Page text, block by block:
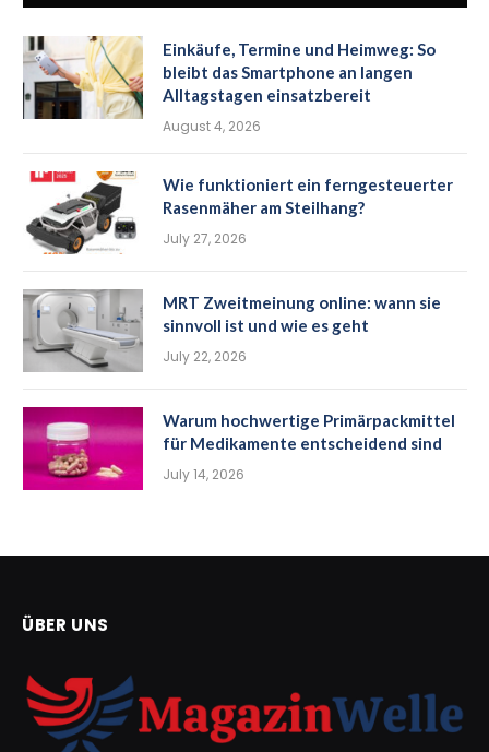
Einkäufe, Termine und Heimweg: So
bleibt das Smartphone an langen
Alltagstagen einsatzbereit
August 4, 2026
Wie funktioniert ein ferngesteuerter
Rasenmäher am Steilhang?
July 27, 2026
MRT Zweitmeinung online: wann sie
sinnvoll ist und wie es geht
July 22, 2026
Warum hochwertige Primärpackmittel
für Medikamente entscheidend sind
July 14, 2026
ÜBER UNS